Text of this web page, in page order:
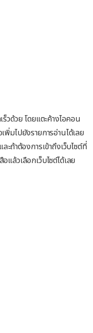
ด้วย โดยแตะค้างไอคอน
มไปยังรายการอ่านได้เลย
ถ้าต้องการเข้าถึงเว็บไซต์ที่
ล้วเลือกเว็บไซต์ได้เลย